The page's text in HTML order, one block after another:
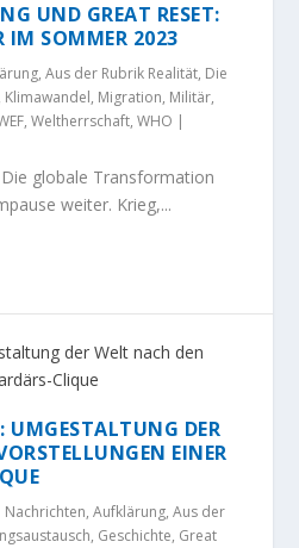
UND GREAT RESET:
IM SOMMER 2023
,Aus der Rubrik Realität, Die
Klimawandel, Migration, Militär,
,Weltherrschaft,WHO |
globale Transformation
weiter. Krieg,...
UMGESTALTUNG DER
EINER
Nachrichten,Aufklärung,Aus der
, Geschichte, Great